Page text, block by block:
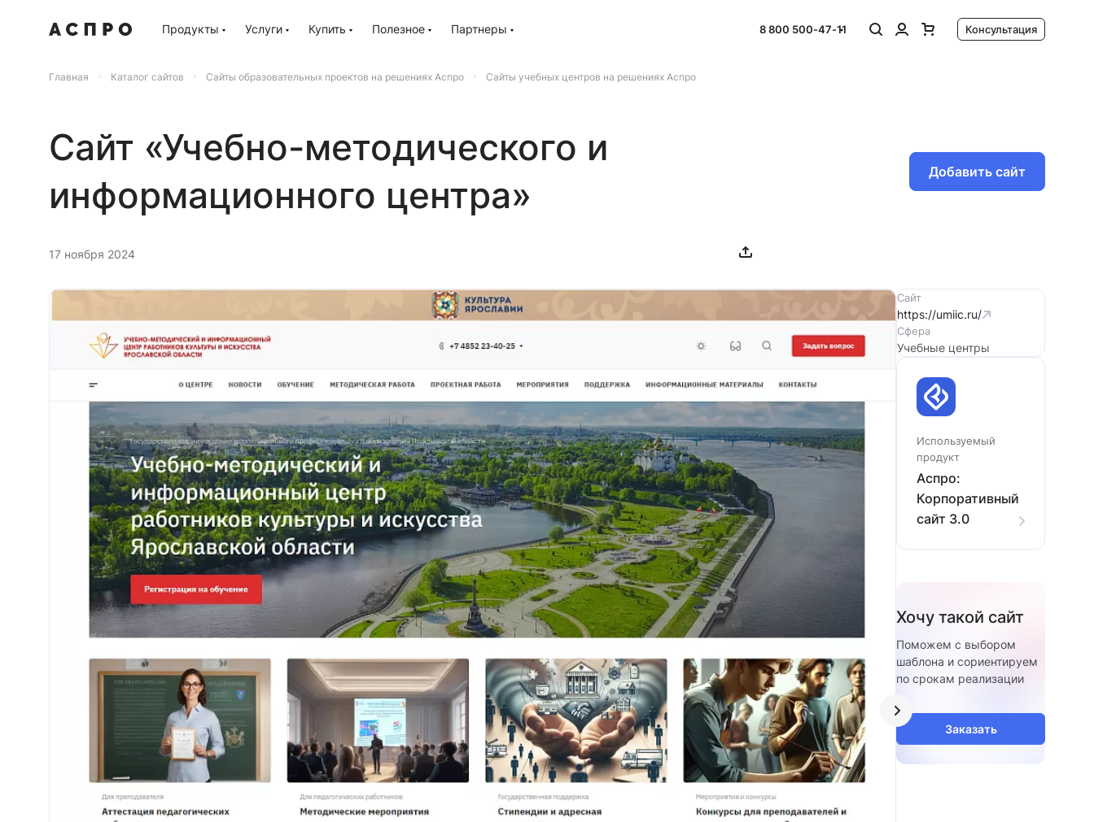
Продукты Услуги Купить Полезное Партнеры 8 800 500-47-11 Консультация
Главная Каталог сайтов Сайты образовательных проектов на решениях Аспро Сайты учебных центров на решениях Аспро
Сайт «Учебно-методического и
информационного центра»
Добавить сайт
17 ноября 2024
Сайт
https://umiic.ru/
Сфера
Учебные центры
Используемый
продукт
Аспро:
Корпоративный
сайт 3.0
Хочу такой сайт
Поможем с выбором
шаблона и сориентируем
по срокам реализации
Заказать